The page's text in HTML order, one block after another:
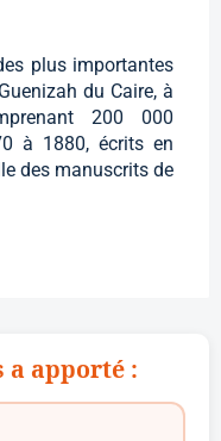
plus importantes
du Caire, à
200 000
à 1880, écrits en
des manuscrits de
a apporté :